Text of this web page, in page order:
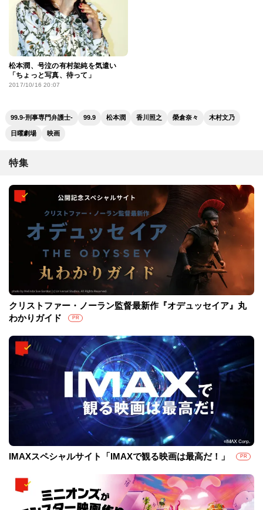
松本潤、号泣の有村架純を気遣い
「ちょっと写真、待って」
2017/10/16 20:07
99.9-刑事専門弁護士- 99.9 松本潤 香川照之 榮倉奈々 木村文乃
日曜劇場 映画
特集
クリストファー・ノーラン監督最新作『オデュッセイア』丸
わかりガイド
PR
IMAXスペシャルサイト「IMAXで観る映画は最高だ！」 PR